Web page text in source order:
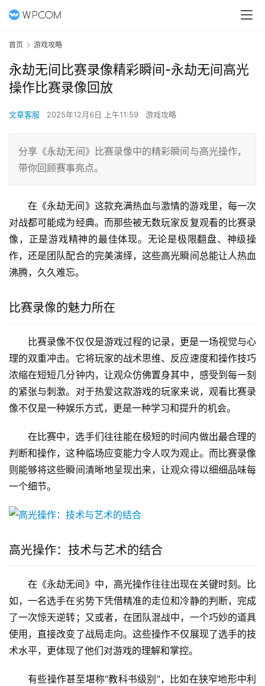
首页 游戏攻略
永劫无间比赛录像精彩瞬间-永劫无间高光
操作比赛录像回放
文章客服 2025年12月6日 上午11:59 游戏攻略
分享《永劫无间》比赛录像中的精彩瞬间与高光操作，
带你回顾赛事亮点。
在《永劫无间》这款充满热血与激情的游戏里，每一次
对战都可能成为经典。而那些被无数玩家反复观看的比赛录
像，正是游戏精神的最佳体现。无论是极限翻盘、神级操
作，还是团队配合的完美演绎，这些高光瞬间总能让人热血
沸腾，久久难忘。
比赛录像的魅力所在
比赛录像不仅仅是游戏过程的记录，更是一场视觉与心
理的双重冲击。它将玩家的战术思维、反应速度和操作技巧
浓缩在短短几分钟内，让观众仿佛置身其中，感受到每一刻
的紧张与刺激。对于热爱这款游戏的玩家来说，观看比赛录
像不仅是一种娱乐方式，更是一种学习和提升的机会。
在比赛中，选手们往往能在极短的时间内做出最合理的
判断和操作，这种临场应变能力令人叹为观止。而比赛录像
则能够将这些瞬间清晰地呈现出来，让观众得以细细品味每
一个细节。
高光操作：技术与艺术的结合
在《永劫无间》中，高光操作往往出现在关键时刻。比
如，一名选手在劣势下凭借精准的走位和冷静的判断，完成
了一次惊天逆转；又或者，在团队混战中，一个巧妙的道具
使用，直接改变了战局走向。这些操作不仅展现了选手的技
术水平，更体现了他们对游戏的理解和掌控。
有些操作甚至堪称“教科书级别”，比如在狭窄地形中利